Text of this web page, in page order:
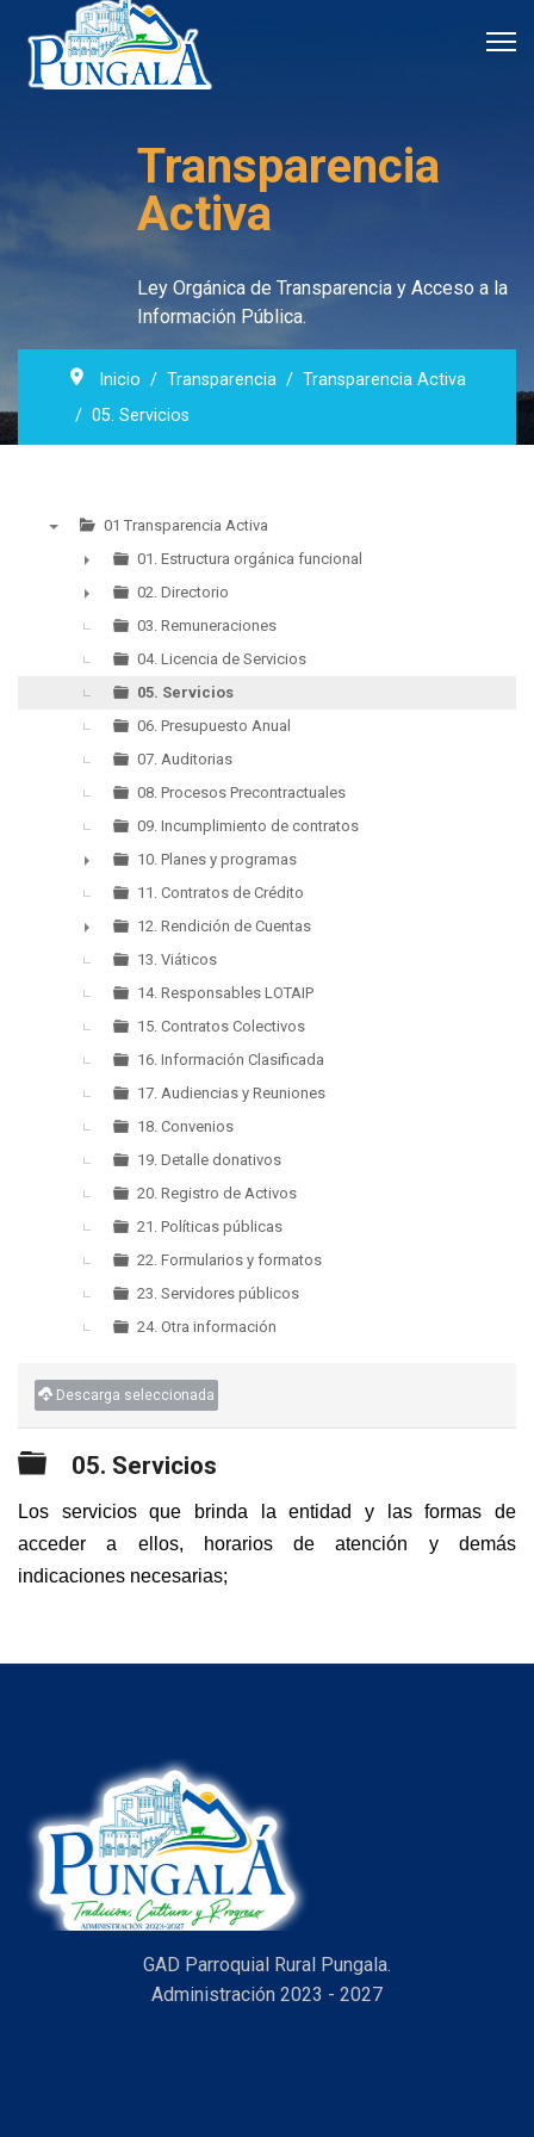
Transparencia
Activa
Ley Orgánica de Transparencia y Acceso a la
Información Pública.
Inicio Transparencia
Transparencia Activa
05. Servicios
01 Transparencia Activa
►
01. Estructura orgánica funcional
►
02. Directorio
03. Remuneraciones
04. Licencia de Servicios
05. Servicios
06. Presupuesto Anual
07. Auditorias
08. Procesos Precontractuales
09. Incumplimiento de contratos
►
10. Planes y programas
11. Contratos de Crédito
►
12. Rendición de Cuentas
13. Viáticos
14. Responsables LOTAIP
15. Contratos Colectivos
16. Información Clasificada
17. Audiencias y Reuniones
18. Convenios
19. Detalle donativos
20. Registro de Activos
21. Políticas públicas
22. Formularios y formatos
23. Servidores públicos
24. Otra información
Descarga seleccionada
Carpeta
05. Servicios
Los servicios que brinda la entidad y las formas de
acceder a ellos, horarios de atención y demás
indicaciones necesarias;
GAD Parroquial Rural Pungala.
Administración 2023 - 2027